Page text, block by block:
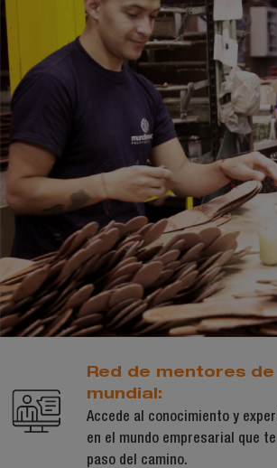
Red de mentores
mundial:
Accede al conocimiento y
en el mundo empresarial que
paso del camino.